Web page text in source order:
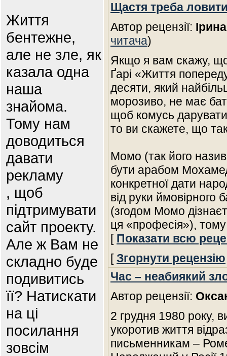
Життя
бентежне,
але не зле, як
казала одна
наша
знайома.
Тому нам
доводиться
давати
рекламу
, щоб
підтримувати
сайт проекту.
Але ж Вам не
складно буде
подивитись
її? Натискати
на ці
посилання
зовсім
Щастя треба
Автор рецензії:
читача)
Якщо я вам скажу,
Ґарі «Життя
десяти, який
морозиво, не має
щоб комусь
то ви скажете, що
Момо (так його
бути арабом
конкретної дати
від руки ймовірного
(згодом Момо
ця «професія»),
[ Показати всю
[Згорнути рецензію
Час – неабиякий
Автор рецензії:
2 грудня 1980 року,
укоротив життя
письменникам –